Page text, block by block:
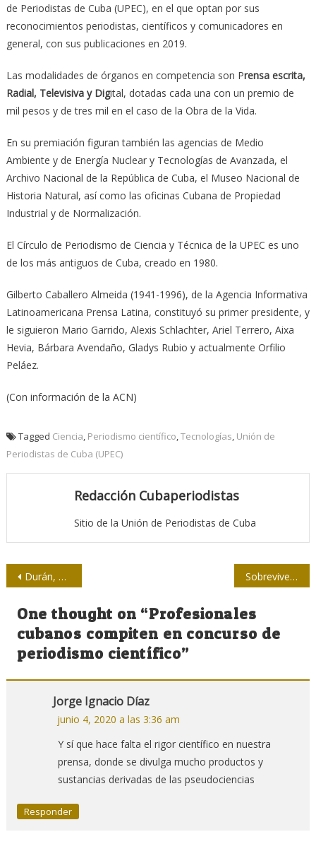
de Periodistas de Cuba (UPEC), en el que optan por sus
reconocimientos periodistas, científicos y comunicadores en
general, con sus publicaciones en 2019.
Las modalidades de órganos en competencia son Prensa escrita,
Radial, Televisiva y Digital, dotadas cada una con un premio de
mil pesos y de tres mil en el caso de la Obra de la Vida.
En su premiación figuran también las agencias de Medio
Ambiente y de Energía Nuclear y Tecnologías de Avanzada, el
Archivo Nacional de la República de Cuba, el Museo Nacional de
Historia Natural, así como las oficinas Cubana de Propiedad
Industrial y de Normalización.
El Círculo de Periodismo de Ciencia y Técnica de la UPEC es uno
de los más antiguos de Cuba, creado en 1980.
Gilberto Caballero Almeida (1941-1996), de la Agencia Informativa
Latinoamericana Prensa Latina, constituyó su primer presidente, y
le siguieron Mario Garrido, Alexis Schlachter, Ariel Terrero, Aixa
Hevia, Bárbara Avendaño, Gladys Rubio y actualmente Orfilio
Peláez.
(Con información de la ACN)
Tagged Ciencia Periodismo científico Tecnologías Unión de
Periodistas de Cuba (UPEC)
Redacción Cubaperiodistas
Sitio de la Unión de Periodistas de Cuba
Navegación
de
entradas
Durán, el hombre que asoma en los ojos Sobrevivencia
One thought on “Profesionales
cubanos compiten en concurso de
periodismo científico”
Jorge Ignacio Díaz
junio 4, 2020 a las 3:36 am
Y sí que hace falta el rigor científico en nuestra
prensa, donde se divulga mucho productos y
sustancias derivadas de las pseudociencias
Responder